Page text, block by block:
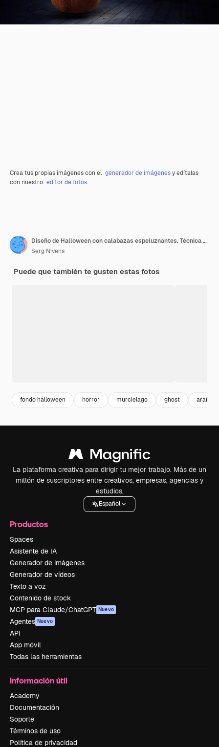
Crea tus propias imágenes con el generador de imágenesy edítalas
con nuestro editor de fotos.
Diseño de Halloween con calabazas espeluznantes. Técnica mixta
Serg Nivens
Puede que también te gusten estas fotos
fondo halloween horror murcielago ghost araña
La plataforma creativa para dirigir tu mejor trabajo. Más de un
millón de suscriptores entre creativos, empresas, agencias y
estudios.
Español
Productos
Spaces
Asistente de IA
Generador de imágenes
Generador de vídeos
Texto a voz
Contenido de stock
MCP para Claude/ChatGPT Nuevo
Agentes Nuevo
API
App móvil
Todas las herramientas
Información útil
Academy
Documentación
Soporte
Términos de uso
Política de privacidad